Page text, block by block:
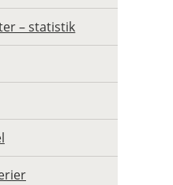
– statistik